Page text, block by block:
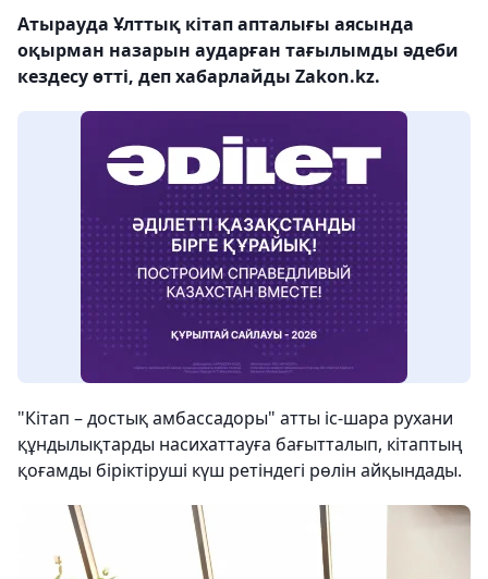
Атырауда Ұлттық кітап апталығы аясында
оқырман назарын аударған тағылымды әдеби
кездесу өтті, деп хабарлайды Zakon.kz.
"Кітап – достық амбассадоры" атты іс-шара рухани
құндылықтарды насихаттауға бағытталып, кітаптың
қоғамды біріктіруші күш ретіндегі рөлін айқындады.